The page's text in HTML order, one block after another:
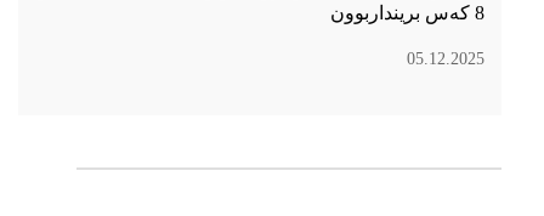
8 کەس برینداربوون
05.12.2025